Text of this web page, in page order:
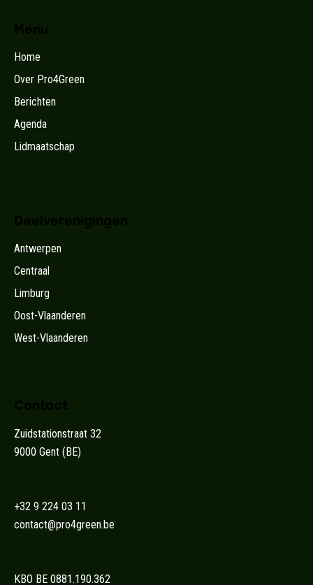
Menu
Home
Over Pro4Green
Berichten
Agenda
Lidmaatschap
Deelverenigingen
Antwerpen
Centraal
Limburg
Oost-Vlaanderen
West-Vlaanderen
Contact
Zuidstationstraat 32
9000 Gent (BE)
+32 9 224 03 11
contact@pro4green.be
KBO BE 0881.190.362